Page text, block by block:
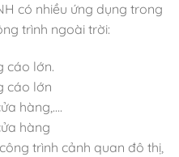
có nhiều ứng dụng trong
trình ngoài trời:
cáo lớn.
cáo lớn
hàng,….
hàng
trình cảnh quan đô thị,